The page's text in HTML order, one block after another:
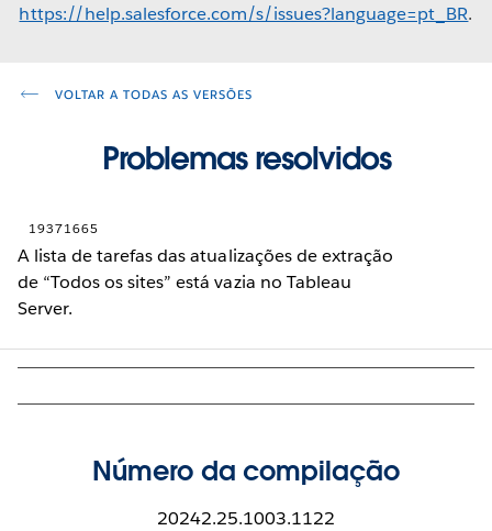
https://help.salesforce.com/s/issues?language=pt_BR.
VOLTAR A TODAS AS VERSÕES
Problemas resolvidos
19371665
A lista de tarefas das atualizações de extração
de “Todos os sites” está vazia no Tableau
Server.
Número da compilação
20242.25.1003.1122